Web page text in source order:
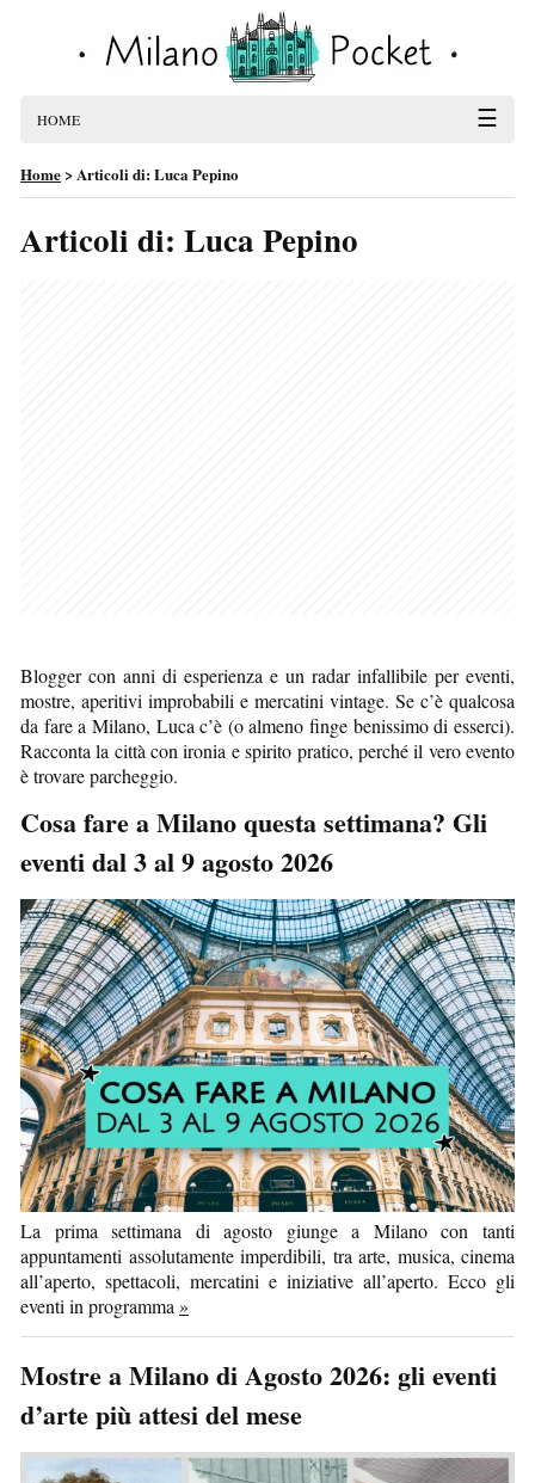
HOME ☰
Home>Articoli di: Luca Pepino
Articoli di: Luca Pepino
Blogger con anni di esperienza e un radar infallibile per eventi,
mostre, aperitivi improbabili e mercatini vintage. Se c’è qualcosa
da fare a Milano, Luca c’è (o almeno finge benissimo di esserci).
Racconta la città con ironia e spirito pratico, perché il vero evento
è trovare parcheggio.
Cosa fare a Milano questa settimana? Gli
eventi dal 3 al 9 agosto 2026
La prima settimana di agosto giunge a Milano con tanti
appuntamenti assolutamente imperdibili, tra arte, musica, cinema
all’aperto, spettacoli, mercatini e iniziative all’aperto. Ecco gli
eventi in programma »
Mostre a Milano di Agosto 2026: gli eventi
d’arte più attesi del mese